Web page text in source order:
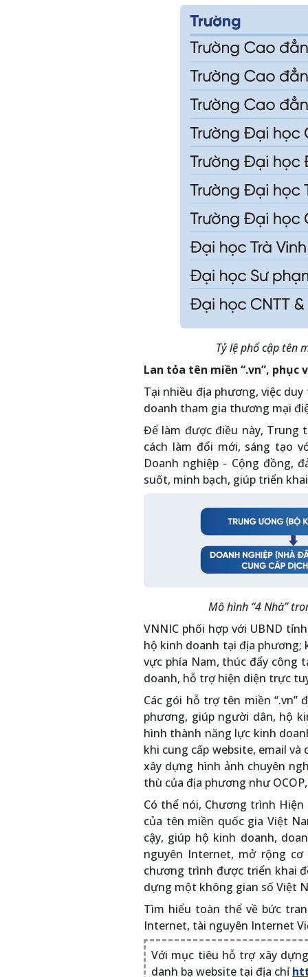
Tỷ lệ phổ cập tên
Lan tỏa tên miền “.vn”,
Tại nhiều địa phương, việc
doanh tham gia thương mại
Để làm được điều này, Trung
cách làm đổi mới, sáng tạo
Doanh nghiệp - Cộng đồng,
suốt, minh bạch, giúp triển
Mô hình “4 Nhà”
VNNIC phối hợp với UBND
hộ kinh doanh tại địa phương;
vực phía Nam, thúc đẩy công
doanh, hỗ trợ hiện diện trực
Các gói hỗ trợ tên miền
phương, giúp người dân, hộ
hình thành năng lực kinh
khi cung cấp website, email
xây dựng hình ảnh chuyên
thù của địa phương như
Có thể nói, Chương trình
của tên miền quốc gia Việt
cậy, giúp hộ kinh doanh,
nguyên Internet, mở rộng
chương trình được triển khai
dựng một không gian số Việt
Tìm hiểu toàn thể về bức
Internet, tài nguyên Internet
Với mục tiêu hỗ trợ xây
danh bạ website tại địa chỉ